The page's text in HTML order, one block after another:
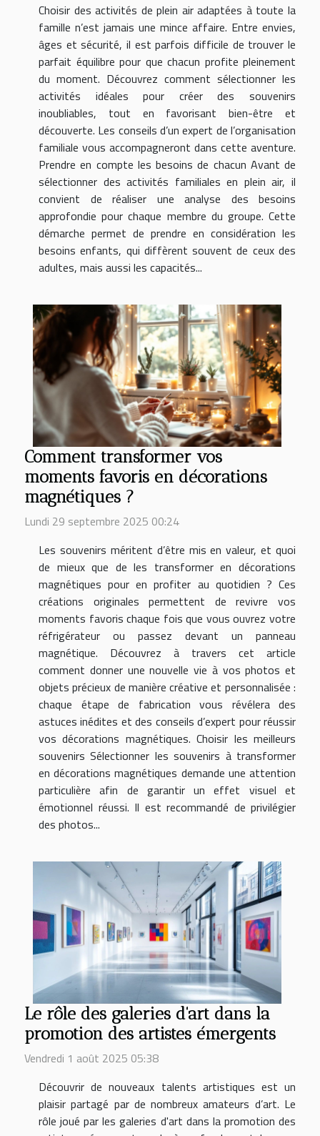
Choisir des activités de plein air adaptées à toute la
famille n’est jamais une mince affaire. Entre envies,
âges et sécurité, il est parfois difficile de trouver le
parfait équilibre pour que chacun profite pleinement
du moment. Découvrez comment sélectionner les
activités idéales pour créer des souvenirs
inoubliables, tout en favorisant bien-être et
découverte. Les conseils d’un expert de l’organisation
familiale vous accompagneront dans cette aventure.
Prendre en compte les besoins de chacun Avant de
sélectionner des activités familiales en plein air, il
convient de réaliser une analyse des besoins
approfondie pour chaque membre du groupe. Cette
démarche permet de prendre en considération les
besoins enfants, qui diffèrent souvent de ceux des
adultes, mais aussi les capacités...
Comment transformer vos
moments favoris en décorations
magnétiques ?
Lundi 29 septembre 2025 00:24
Les souvenirs méritent d’être mis en valeur, et quoi
de mieux que de les transformer en décorations
magnétiques pour en profiter au quotidien ? Ces
créations originales permettent de revivre vos
moments favoris chaque fois que vous ouvrez votre
réfrigérateur ou passez devant un panneau
magnétique. Découvrez à travers cet article
comment donner une nouvelle vie à vos photos et
objets précieux de manière créative et personnalisée :
chaque étape de fabrication vous révélera des
astuces inédites et des conseils d’expert pour réussir
vos décorations magnétiques. Choisir les meilleurs
souvenirs Sélectionner les souvenirs à transformer
en décorations magnétiques demande une attention
particulière afin de garantir un effet visuel et
émotionnel réussi. Il est recommandé de privilégier
des photos...
Le rôle des galeries d'art dans la
promotion des artistes émergents
Vendredi 1 août 2025 05:38
Découvrir de nouveaux talents artistiques est un
plaisir partagé par de nombreux amateurs d’art. Le
rôle joué par les galeries d'art dans la promotion des